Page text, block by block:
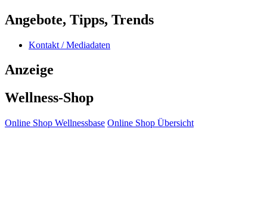
Angebote, Tipps, Trends
Kontakt / Mediadaten
Anzeige
Wellness-Shop
Online Shop Wellnessbase Online Shop Übersicht